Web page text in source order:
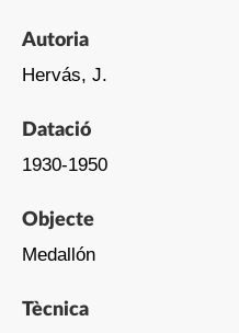
Autoria
Hervás, J.
Datació
1930-1950
Objecte
Medallón
Tècnica